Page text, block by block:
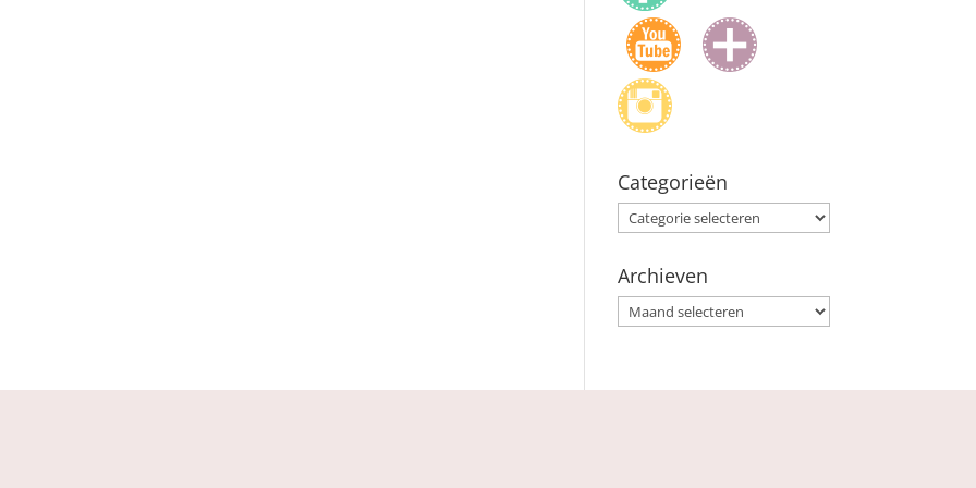
Categorieën
Categorieën
Archieven
Archieven